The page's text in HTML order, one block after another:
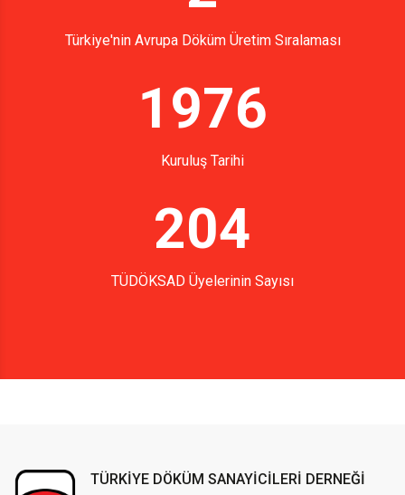
Türkiye'nin Avrupa Döküm Üretim Sıralaması
1976
Kuruluş Tarihi
204
TÜDÖKSAD Üyelerinin Sayısı
TÜRKİYE DÖKÜM SANAYİCİLERİ DERNEĞİ